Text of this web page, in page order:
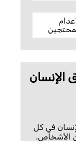
الإنسان
في كل
الأشخاص.